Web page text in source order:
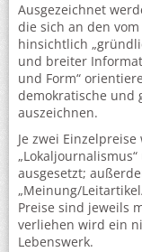
Ausgezeichnet
die sich an den
hinsichtlich
und breiter
und Form“
demokratische und
auszeichnen.
Je zwei
ausgesetzt;
„Meinung/
Preise sind jeweils
verliehen wird ein
Lebenswerk.